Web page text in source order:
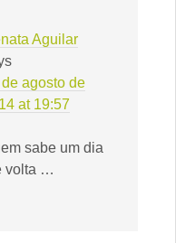
Aguilar
agosto de
at 19:57
sabe um dia
volta …